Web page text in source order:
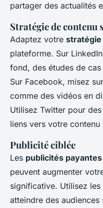
partager des actualités
Stratégie de contenu
Adaptez votre stratégie
plateforme. Sur
fond, des études de
Sur Facebook, misez
comme des vidéos en
Utilisez Twitter pour
liens vers votre contenu
Publicité ciblée
Les publicités payantes
peuvent augmenter
significative. Utilisez
atteindre des